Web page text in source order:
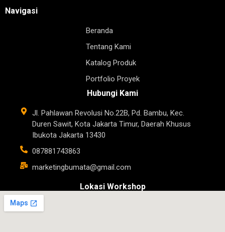
Navigasi
Beranda
Tentang Kami
Katalog Produk
Portfolio Proyek
Hubungi Kami
Jl. Pahlawan Revolusi No.22B, Pd. Bambu, Kec.
Duren Sawit, Kota Jakarta Timur, Daerah Khusus
Ibukota Jakarta 13430
087881743863
marketingbumata@gmail.com
Lokasi Workshop